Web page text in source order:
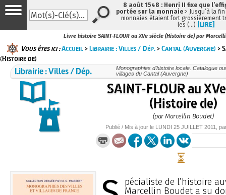
Livre histoire SAINT-FLOUR au XVe siècle (Histoire de) par
Vous êtes ici :Accueil >Librairie : Villes / Dép. >Cantal (Auvergne) >
(Histoire de)
Librairie : Villes / Dép.
Monographies d’histoire locale. Catalogue
villages du Cantal (Auvergne)
SAINT-FLOUR au
(Histoire de)
(par Marcellin Boudet)
Publié / Mis à jour le LUNDI 25 JUILLET 2011 ,
pécialiste de l’histoire
Marcellin Boudet a su
8 août 1548 : Henri II fixe que
portée sur la monnaie > Jusqu’à la
monnaies étaient fort grossièrement
les (…) [LIRE]